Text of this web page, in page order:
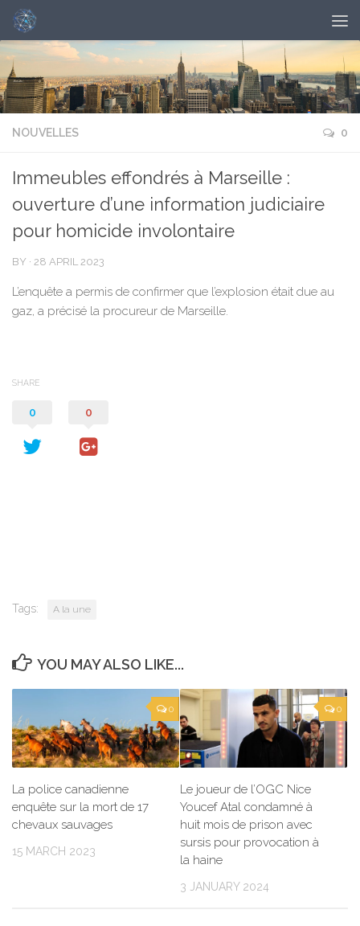
NOUVELLES 0
Immeubles effondrés à Marseille :
ouverture d’une information judiciaire
pour homicide involontaire
BY · 28 APRIL 2023
L’enquête a permis de confirmer que l’explosion était due au
gaz, a précisé la procureur de Marseille.
SHARE
0 0
Tags: A la une
YOU MAY ALSO LIKE...
0
La police canadienne
enquête sur la mort de 17
chevaux sauvages
15 MARCH 2023
0
Le joueur de l’OGC Nice
Youcef Atal condamné à
huit mois de prison avec
sursis pour provocation à
la haine
3 JANUARY 2024